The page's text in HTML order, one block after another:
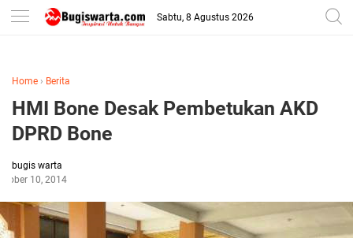
-->
Sabtu, 8 Agustus 2026
Home › Berita
HMI Bone Desak Pembetukan AKD
DPRD Bone
bugis warta
10, 2014